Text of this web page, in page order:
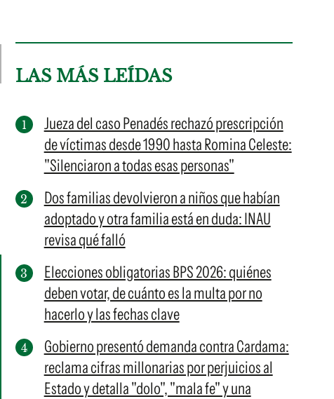
LAS MÁS LEÍDAS
Jueza del caso Penadés rechazó prescripción
de víctimas desde 1990 hasta Romina Celeste:
"Silenciaron a todas esas personas"
Dos familias devolvieron a niños que habían
adoptado y otra familia está en duda: INAU
revisa qué falló
Elecciones obligatorias BPS 2026: quiénes
deben votar, de cuánto es la multa por no
hacerlo y las fechas clave
Gobierno presentó demanda contra Cardama:
reclama cifras millonarias por perjuicios al
Estado y detalla "dolo", "mala fe" y una